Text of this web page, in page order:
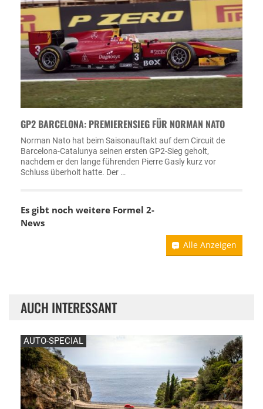
GP2 BARCELONA: PREMIERENSIEG FÜR NORMAN NATO
Norman Nato hat beim Saisonauftakt auf dem Circuit de
Barcelona-Catalunya seinen ersten GP2-Sieg geholt,
nachdem er den lange führenden Pierre Gasly kurz vor
Schluss überholt hatte. Der …
Es gibt noch weitere Formel 2-
News
Alle Anzeigen
AUCH INTERESSANT
AUTO-SPECIAL